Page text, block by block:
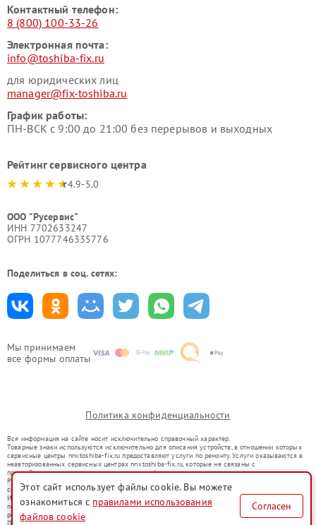
Мы принимаем
все формы оплаты
Контактный телефон:
8 (800) 100-33-26
Электронная почта:
info@toshiba-fix.ru
для юридических лиц
manager@fix-toshiba.ru
График работы:
ПН-ВСК с 9:00 до 21:00 без перерывов и выходных
Рейтинг сервисного центра
4.9-5.0
ООО "Русервис"
ИНН 7702633247
ОГРН 1077746335776
Поделиться в соц. сетях:
Политика конфиденциальности
Вся информация на сайте носит исключительно справочный характер.
Товарные знаки используются исключительно для описания устройств, в отношении которых
сервисные центры nnv.toshiba-fix.ru предоставляют услуги по ремонту. Услуги оказываются в
неавторизованных сервисных центрах nnv.toshiba-fix.ru, которые не связаны с
правообладателями товарных знаков или их официальными представителями.
Ремонт осуществляется для устройств, уже введенных в гражданский оборот в соответствии
со статьей 1487 ГК РФ.
Использование товарных знаков не преследует цели индивидуализации услуг или введения
потребителей в заблуждение, а служит для информирования о предоставляемых услугах по
ремонту техники указанных брендов.
Представленная на сайте информация не является публичной офертой, определяемой
Этот сайт использует файлы cookie. Вы можете
ознакомиться с правилами использования
файлов cookie
Согласен